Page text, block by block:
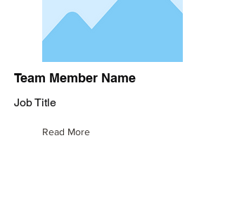
Team Member Name
Job Title
Read More